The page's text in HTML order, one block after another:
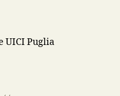
UICI Puglia